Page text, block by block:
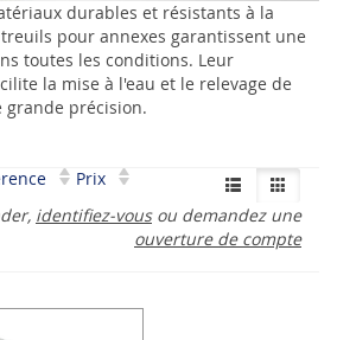
durables et résistants à la
pour annexes garantissent une
toutes les conditions. Leur
la mise à l'eau et le relevage de
grande précision.
Prix
identifiez-vousou demandez une
ouverture de compte